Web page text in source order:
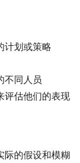
计划或策略
不同人员
评估他们的表现
际的假设和模糊